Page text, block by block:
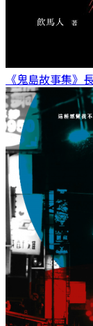
《鬼島故事集》